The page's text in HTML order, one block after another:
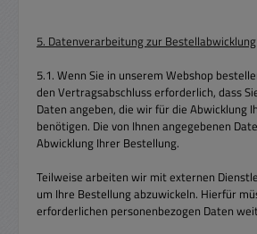
5. Datenverarbeitung zur Bestellabwicklung
5.1. Wenn Sie in unserem Webshop
den Vertragsabschluss erforderlich, dass
Daten angeben, die wir für die Abwicklung
benötigen. Die von Ihnen angegebenen
Abwicklung Ihrer Bestellung.
Teilweise arbeiten wir mit externen
um Ihre Bestellung abzuwickeln. Hierfür
erforderlichen personenbezogen Daten